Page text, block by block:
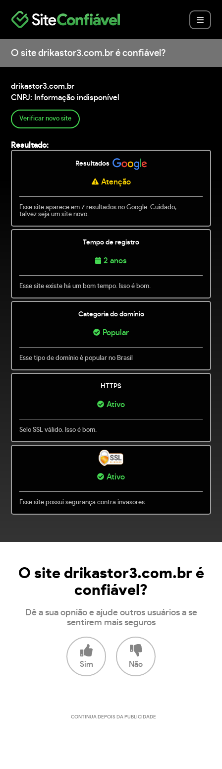
O site drikastor3.com.br é confiável?
drikastor3.com.br
CNPJ: Informação indisponível
Verificar novo site
Resultado:
Resultados
Atenção
Esse site aparece em 7 resultados no Google. Cuidado,
talvez seja um site novo.
Tempo de registro
2 anos
Esse site existe há um bom tempo. Isso é bom.
Categoria do domínio
Popular
Esse tipo de domínio é popular no Brasil
HTTPS
Ativo
Selo SSL válido. Isso é bom.
Ativo
Esse site possui segurança contra invasores.
O site drikastor3.com.br é
confiável?
Dê a sua opnião e ajude outros usuários a se
sentirem mais seguros
Sim Não
CONTINUA DEPOIS DA PUBLICIDADE